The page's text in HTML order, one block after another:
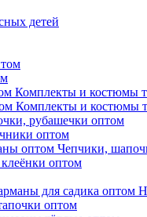
детей
Комплекты и костюмы
Комплекты и костюмы
рубашечки оптом
оптом
Чепчики,
оптом
оптом